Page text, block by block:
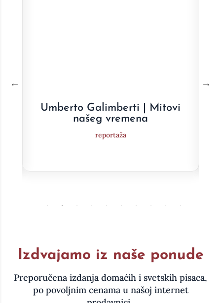
Umberto Galimberti | Mitovi
našeg vremena
reportaža
Izdvajamo iz naše ponude
Preporučena izdanja domaćih i svetskih pisaca,
po povoljnim cenama u našoj internet